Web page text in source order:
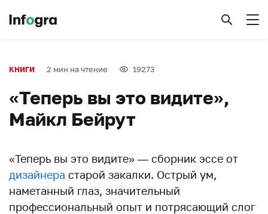
КНИГИ 2 мин на чтение 19273
«Теперь вы это видите»,
Майкл Бейрут
«Теперь вы это видите» — сборник эссе от
дизайнера старой закалки. Острый ум,
наметанный глаз, значительный
профессиональный опыт и потрясающий слог